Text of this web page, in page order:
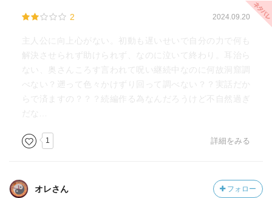
2 2024.09.20
主人公に向上心がない。初動も遅いせいで自分の力で何も
解決させられず助けられず、なのに泣いて終わり。耳治ら
ない、奥さんころす言われて呪い継続中なのに何故洞窟調
べない？遡って色々かけずり回って調べない？？実話だか
らで済ますの？？？続編作る為なんだろうけど不自然過ぎ
だな…
1 詳細をみる
オレさん フォロー